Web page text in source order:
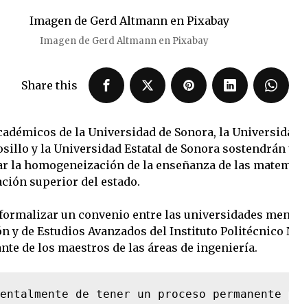
Imagen de Gerd Altmann en Pixabay
Share this
de la Universidad de Sonora, la
y la Universidad Estatal de Sonora
la homogeneización de la enseñanza de las
superior del estado.
un convenio entre las universidades
y de Estudios Avanzados del Instituto Politécnico
de los maestros de las áreas de ingeniería.
de tener un proceso permanente